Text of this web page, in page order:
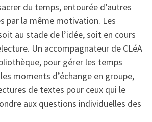
du temps, entourée d’autres
par la même motivation. Les
au stade de l’idée, soit en cours
Un accompagnateur de CLéA
pour gérer les temps
moments d’échange en groupe,
de textes pour ceux qui le
aux questions individuelles des